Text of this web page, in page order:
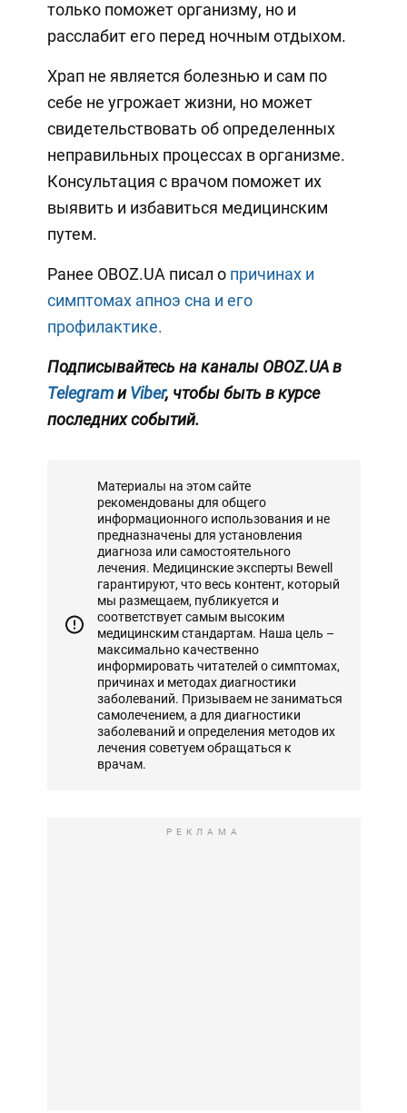
только поможет организму, но и
расслабит его перед ночным отдыхом.
Храп не является болезнью и сам по
себе не угрожает жизни, но может
свидетельствовать об определенных
неправильных процессах в организме.
Консультация с врачом поможет их
выявить и избавиться медицинским
путем.
Ранее OBOZ.UA писал о причинах и
симптомах апноэ сна и его
профилактике.
Подписывайтесь на каналы OBOZ.UA в
TelegramиViber, чтобы быть в курсе
последних событий.
Материалы на этом сайте
рекомендованы для общего
информационного использования и не
предназначены для установления
диагноза или самостоятельного
лечения. Медицинские эксперты Bewell
гарантируют, что весь контент, который
мы размещаем, публикуется и
соответствует самым высоким
медицинским стандартам. Наша цель –
максимально качественно
информировать читателей о симптомах,
причинах и методах диагностики
заболеваний. Призываем не заниматься
самолечением, а для диагностики
заболеваний и определения методов их
лечения советуем обращаться к
врачам.
РЕКЛАМА